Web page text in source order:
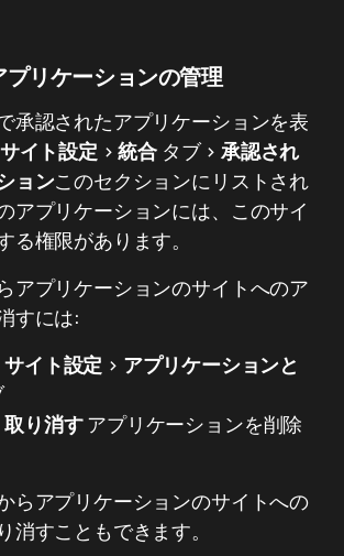
リケーションの管理
承認されたアプリケーションを表
サイト設定 >統合タブ > 承認され
ョンこのセクションにリストされ
アプリケーションには、このサイ
る権限があります。
アプリケーションのサイトへのア
すには:
サイト設定 > アプリケーションと
取り消すアプリケーションを削除
らアプリケーションのサイトへの
消すこともできます。